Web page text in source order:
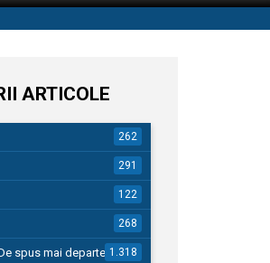
ARTICOLE
262
291
122
268
spus mai departe…1.318